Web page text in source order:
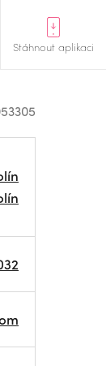
Stáhnout aplikaci